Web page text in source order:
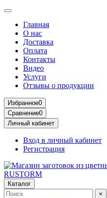
Главная
О нас
Доставка
Оплата
Контакты
Видео
Услуги
Отзывы о продукции
Избранное0
Сравнение0
Личный кабинет
Вход в личный кабинет
Регистрация
Каталог
×